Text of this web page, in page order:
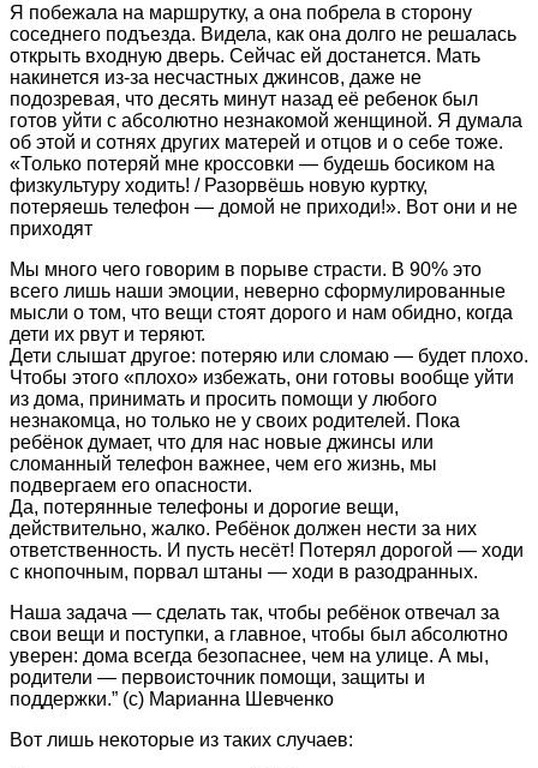
Я побежала на маршрутку, а она побрела в сторону
соседнего подъезда. Видела, как она долго не решалась
открыть входную дверь. Сейчас ей достанется. Мать
накинется из-за несчастных джинсов, даже не
подозревая, что десять минут назад её ребенок был
готов уйти с абсолютно незнакомой женщиной. Я думала
об этой и сотнях других матерей и отцов и о себе тоже.
«Только потеряй мне кроссовки — будешь босиком на
физкультуру ходить! / Разорвёшь новую куртку,
потеряешь телефон — домой не приходи!». Вот они и не
приходят
Мы много чего говорим в порыве страсти. В 90% это
всего лишь наши эмоции, неверно сформулированные
мысли о том, что вещи стоят дорого и нам обидно, когда
дети их рвут и теряют.
Дети слышат другое: потеряю или сломаю — будет плохо.
Чтобы этого «плохо» избежать, они готовы вообще уйти
из дома, принимать и просить помощи у любого
незнакомца, но только не у своих родителей. Пока
ребёнок думает, что для нас новые джинсы или
сломанный телефон важнее, чем его жизнь, мы
подвергаем его опасности.
Да, потерянные телефоны и дорогие вещи,
действительно, жалко. Ребёнок должен нести за них
ответственность. И пусть несёт! Потерял дорогой — ходи
с кнопочным, порвал штаны — ходи в разодранных.
Наша задача — сделать так, чтобы ребёнок отвечал за
свои вещи и поступки, а главное, чтобы был абсолютно
уверен: дома всегда безопаснее, чем на улице. А мы,
родители — первоисточник помощи, защиты и
поддержки.” (c) Марианна Шевченко
Вот лишь некоторые из таких случаев: